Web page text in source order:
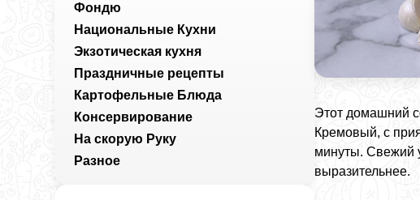
Фондю
Национальные Кухни
Экзотическая кухня
Праздничные рецепты
Картофельные Блюда
Консервирование
На скорую Руку
Разное
Этот домашний
Кремовый, с
минуты. Свежий
выразительнее.